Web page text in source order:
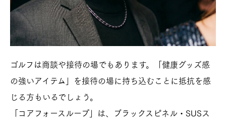
ゴルフは商談や接待の場でもあります。「健康グッズ感
の強いアイテム」を接待の場に持ち込むことに抵抗を感
じる方もいるでしょう。
「コアフォースループ」は、ブラックスピネル・SUSス